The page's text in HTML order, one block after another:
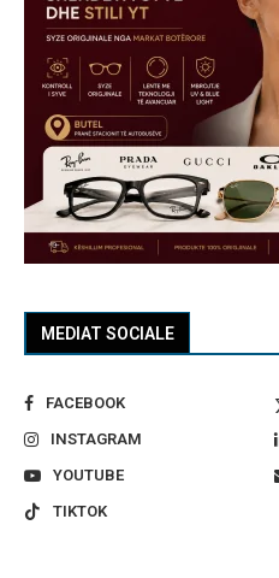
MEDIAT SOCIALE
FACEBOOK
INSTAGRAM
YOUTUBE
TIKTOK